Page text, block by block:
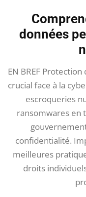
données
EN BREF
crucial face à la
escroqueries
ransomwares en
confidentialité.
meilleures
droits